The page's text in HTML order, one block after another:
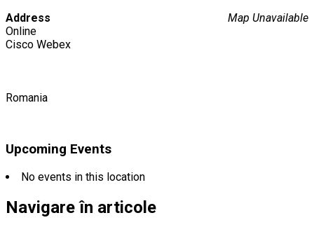
Map Unavailable
Address
Online
Cisco Webex
Romania
Upcoming Events
No events in this location
Navigare în articole